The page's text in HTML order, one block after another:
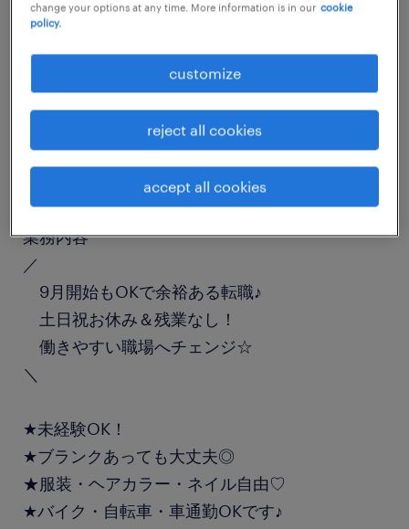
job details
一般事務・OA事務
勤務期間
長期（3ヶ月以上）
業務内容
／
9月開始もOKで余裕ある転職♪
土日祝お休み＆残業なし！
働きやすい職場へチェンジ☆
＼
★未経験OK！
★ブランクあっても大丈夫◎
★服装・ヘアカラー・ネイル自由♡
★バイク・自転車・車通勤OKです♪
change your options at any time. More information is in our cookie
policy.
customize
reject all cookies
accept all cookies